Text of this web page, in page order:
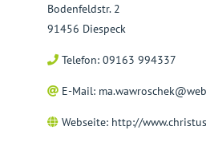
Bodenfeldstr. 2
91456 Diespeck
Telefon: 09163 994337
E-Mail:
Webseite: http://